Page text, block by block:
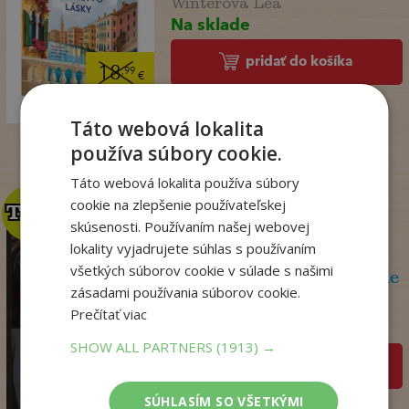
18,99 €
Na sklade
pridať do košíka
14
TOP
TOP
Olej a mramor, 2. vydanie
Storeyová Stephanie
Táto webová lokalita
používa súbory cookie.
Táto webová lokalita používa súbory
cookie na zlepšenie používateľskej
skúsenosti. Používaním našej webovej
lokality vyjadrujete súhlas s používaním
všetkých súborov cookie v súlade s našimi
zásadami používania súborov cookie.
Prečítať viac
SHOW ALL PARTNERS(1913) →
SÚHLASÍM SO VŠETKÝMI